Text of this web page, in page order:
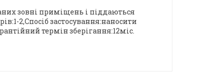
зовні приміщень і піддаються
2,Спосіб застосування:наносити
термін зберігання:12міс.